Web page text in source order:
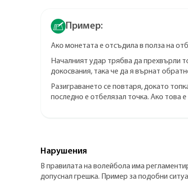
Пример:
Ако монетата е отсъдила в полза на
Началният удар трябва да прехвърли
докосвания, така че да я върнат
Разиграването се повтаря, докато
последно е отбелязал точка. Ако това
Нарушения
В правилата на волейбола има
допуснал грешка. Пример за подобни